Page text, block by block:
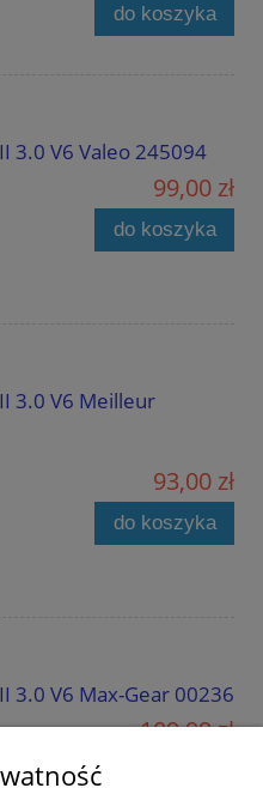
do koszyka
3.0 V6 Valeo 245094
99,00 zł
do koszyka
3.0 V6 Meilleur
93,00 zł
do koszyka
3.0 V6 Max-Gear 00236
109,99 zł